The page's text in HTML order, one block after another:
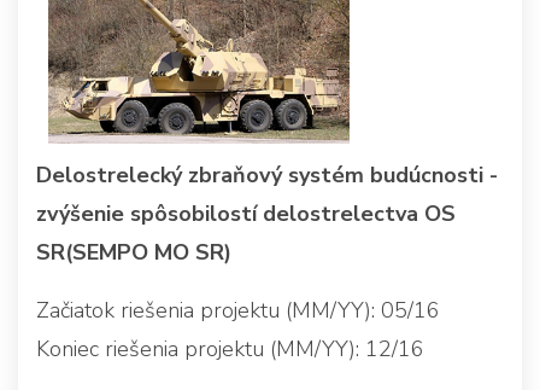
Delostrelecký zbraňový systém budúcnosti -
zvýšenie spôsobilostí delostrelectva OS
SR(SEMPO MO SR)
Začiatok riešenia projektu (MM/YY): 05/16
Koniec riešenia projektu (MM/YY): 12/16